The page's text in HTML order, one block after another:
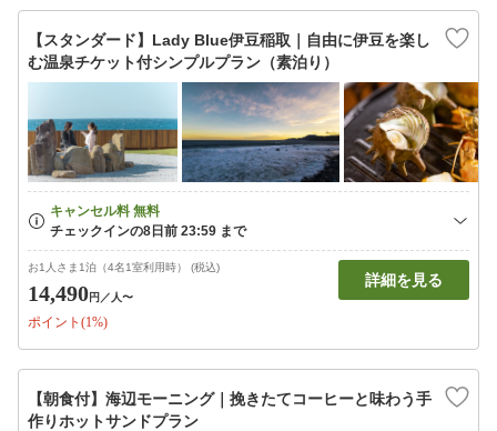
【スタンダード】Lady Blue伊豆稲取｜自由に伊豆を楽し
む温泉チケット付シンプルプラン（素泊り）
お1人さま1泊（4名1室利用時） (税込)
14,490円 ／人〜
ポイント(1%)
詳細を見る
【朝食付】海辺モーニング｜挽きたてコーヒーと味わう手
作りホットサンドプラン